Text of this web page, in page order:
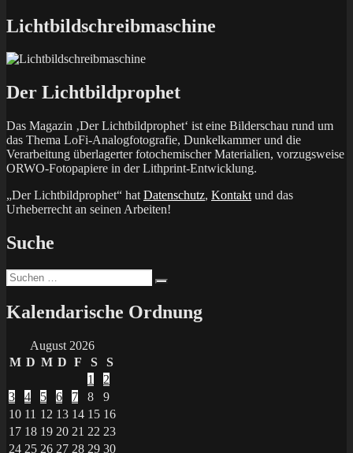
Lichtbildschreibmaschine
Der Lichtbildprophet
Das Magazin ‚Der Lichtbildprophet‘ ist eine Bilderschau rund um
das Thema LoFi-Analogfotografie, Dunkelkammer und die
Verarbeitung überlagerter fotochemischer Materialien, vorzugsweise
ORWO-Fotopapiere in der Lithprint-Entwicklung.
„Der Lichtbildprophet“ hat Datenschutz, Kontakt und das
Urheberrecht an seinen Arbeiten!
Suche
Suchen
nach:
Kalendarische Ordnung
August 2026
M D M D F S
S
1
2
3
4 5 6 7 8
9
10 11 12 13 14 15 16
17 18 19 20 21 22 23
24 25 26 27 28 29 30